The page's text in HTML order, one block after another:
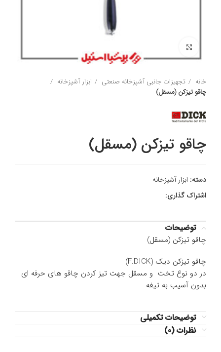
خانه تجهیزات جانبی آشپزخانه صنعتی
ابزار آشپزخانه
چاقو تیزکن (مسقل)
چاقو تیزکن (مسقل)
دسته: ابزار آشپزخانه
اشتراک گذاری:
توضیحات
چاقو تیزکن (مسقل)
چاقو تیزکن دیک (F.DICK)
در دو نوع تخت و مسقل جهت تیز کردن چاقو های حرفه ای
بدون آسیب به تیغه
توضیحات تکمیلی
نظرات (0)